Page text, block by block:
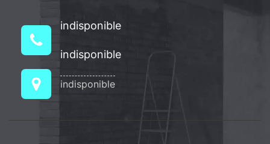
indisponible
indisponible
indisponible